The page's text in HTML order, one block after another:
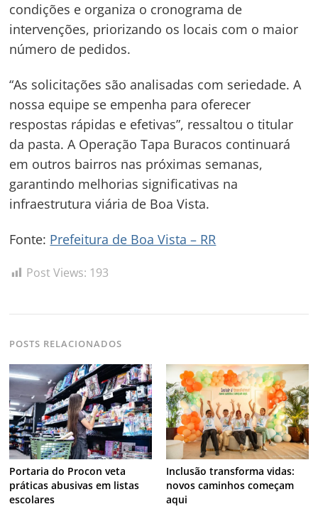
condições e organiza o cronograma de
intervenções, priorizando os locais com o maior
número de pedidos.
“As solicitações são analisadas com seriedade. A
nossa equipe se empenha para oferecer
respostas rápidas e efetivas”, ressaltou o titular
da pasta. A Operação Tapa Buracos continuará
em outros bairros nas próximas semanas,
garantindo melhorias significativas na
infraestrutura viária de Boa Vista.
Fonte: Prefeitura de Boa Vista – RR
Post Views: 193
POSTS RELACIONADOS
Portaria do Procon veta
práticas abusivas em listas
escolares
Inclusão transforma vidas:
novos caminhos começam
aqui